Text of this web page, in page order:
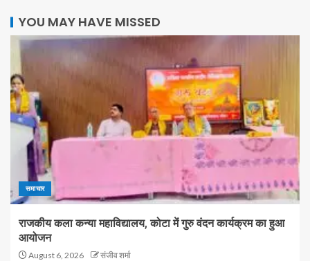
YOU MAY HAVE MISSED
समाचार
राजकीय कला कन्या महाविद्यालय, कोटा में गुरु वंदन कार्यक्रम का हुआ
आयोजन
August 6, 2026 संजीव शर्मा